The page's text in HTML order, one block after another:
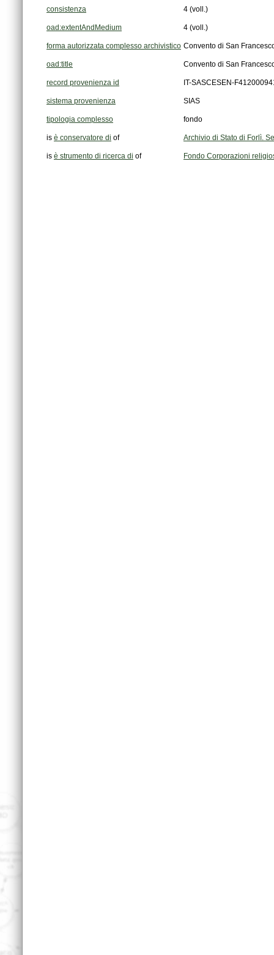
consistenza 4 (voll.)
oad:extentAndMedium 4 (voll.)
forma autorizzata complesso archivistico Convento di San
oad:title Convento di San
record provenienza id IT-SASCESEN-
sistema provenienza SIAS
tipologia complesso fondo
is è conservatore di of Archivio di Stato di Forlì.
is è strumento di ricerca di of Fondo Corporazioni